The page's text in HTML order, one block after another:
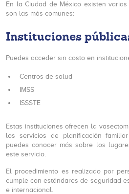
En la Ciudad de México existen
son las más comunes:
Instituciones
Puedes acceder sin costo en
Centros de salud
IMSS
ISSSTE
Estas instituciones ofrecen la
los servicios de planificación
puedes conocer más sobre los
este servicio.
El procedimiento es realizado por
cumple con estándares de seguridad
e internacional.